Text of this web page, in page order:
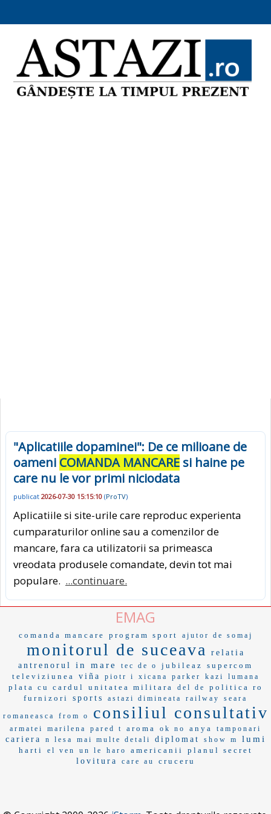
"Aplicatiile dopaminei": De ce milioane de
oameni COMANDA MANCARE si haine pe
care nu le vor primi niciodata
publicat 2026-07-30 15:15:10 (ProTV)
Aplicatiile si site-urile care reproduc experienta
cumparaturilor online sau a comenzilor de
mancare, fara ca utilizatorii sa primeasca
vreodata produsele comandate, devin tot mai
populare. ...continuare.
EMAG
comanda mancare program sport ajutor de somaj
monitorul de suceava
relatia
antrenorul
in mare tec de o jubileaz
supercom
televiziunea
viña piotr i xicana parker kazi lumana
plata cu cardul unitatea militara del de
politica ro
furnizori
sports astazi dimineata railway seara
romaneasca from o consiliul consultativ
armatei marilena pared t aroma ok no anya tamponari
cariera n lesa mai multe detali diplomat show m lumi
harti el ven un le haro americanii
planul secret
lovitura
care au cruceru